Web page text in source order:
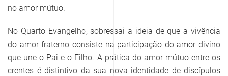
no amor mútuo.
No Quarto Evangelho, sobressai a ideia de que a vivência
do amor fraterno consiste na participação do amor divino
que une o Pai e o Filho. A prática do amor mútuo entre os
crentes é distintivo da sua nova identidade de discípulos